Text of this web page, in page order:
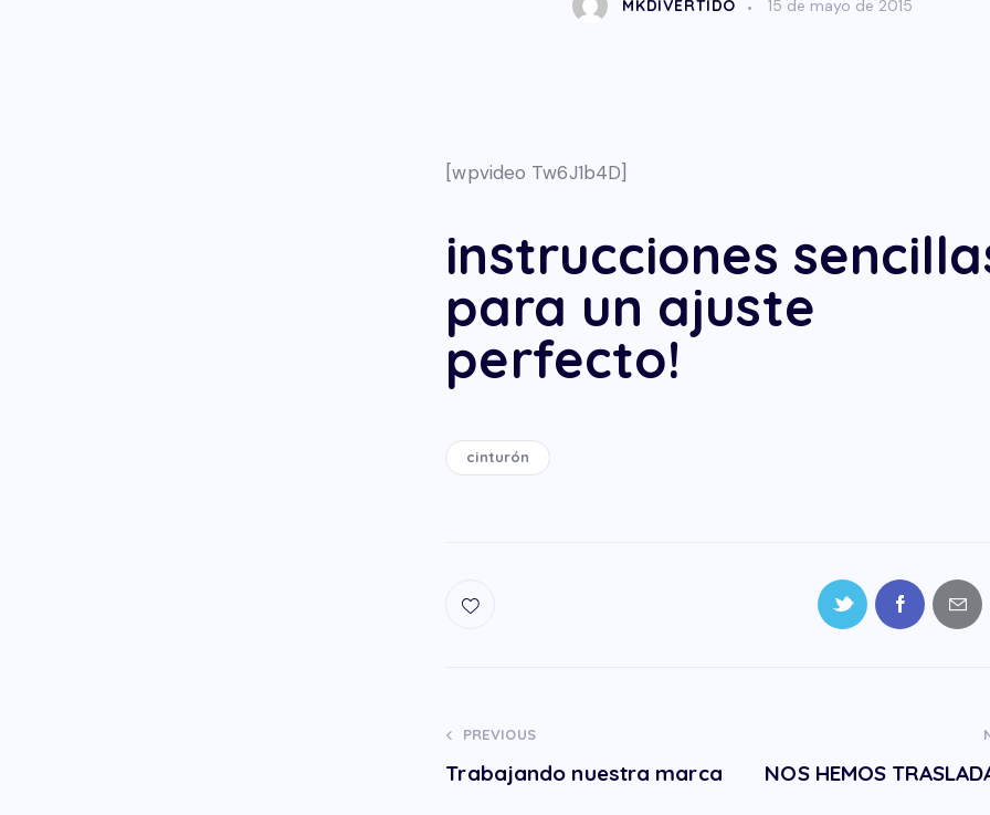
MKDIVERTIDO 15 de mayo de 2015
[wpvideo Tw6J1b4D]
instrucciones
para un ajuste
perfecto!
cinturón
PREVIOUS
Trabajando nuestra marca NOS HEMOS